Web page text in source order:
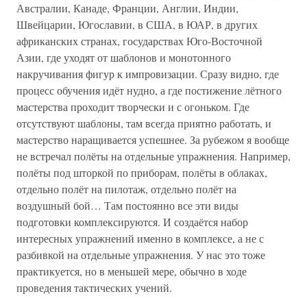
Австралии, Канаде, Франции, Англии, Индии,
Швейцарии, Югославии, в США, в ЮАР, в других
африканских странах, государствах Юго-Восточной
Азии, где уходят от шаблонов и монотонного
накручивания фигур к импровизации. Сразу видно, где
процесс обучения идёт нудно, а где постижение лётного
мастерства проходит творчески и с огоньком. Где
отсутствуют шаблоны, там всегда приятно работать, и
мастерство наращивается успешнее. За рубежом я вообще
не встречал полёты на отдельные упражнения. Например,
полёты под шторкой по приборам, полёты в облаках,
отдельно полёт на пилотаж, отдельно полёт на
воздушный бой… Там постоянно все эти виды
подготовки комплексируются. И создаётся набор
интересных упражнений именно в комплексе, а не с
разбивкой на отдельные упражнения. У нас это тоже
практикуется, но в меньшей мере, обычно в ходе
проведения тактических учений.